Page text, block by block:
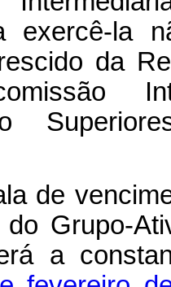
exercê-la
da
de
Grupo-
a